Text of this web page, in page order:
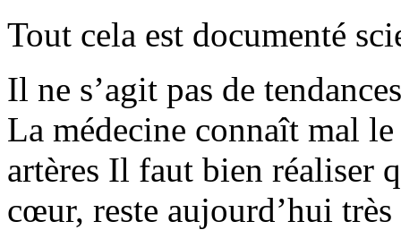
Tout cela est documenté
Il ne s’agit pas de
La médecine connaît mal
artères Il faut bien réaliser
cœur, reste aujourd’hui